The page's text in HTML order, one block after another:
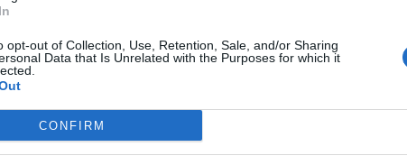
opt-out of Collection, Use, Retention, Sale, and/or Sharing
Data that Is Unrelated with the Purposes for which it
CONFIRM
fino al 31/12/2020, con possibilità
salva la scelta di recessione unilaterale.
al Direttore dell’Ufficio Territoriale di
dice il Sindaco di Maccagno
Passera.